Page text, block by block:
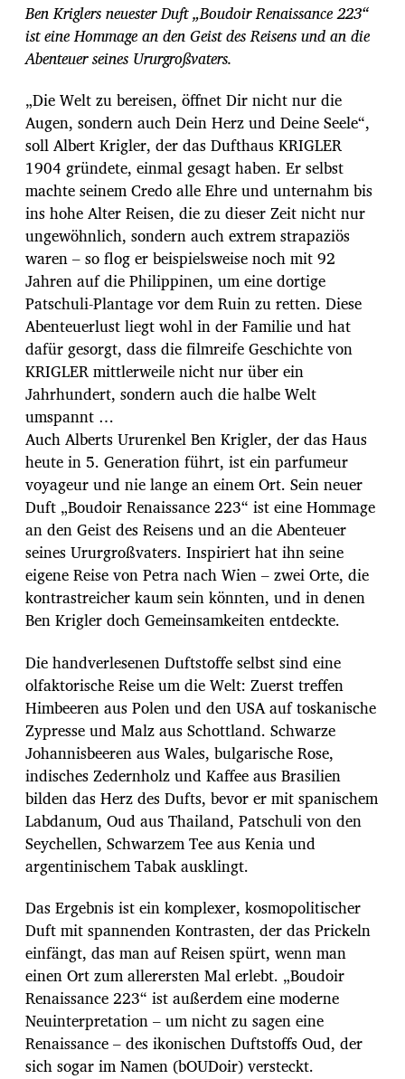
a
g
s
d
a
t
u
m
Ben Kriglers neuester Duft „Boudoir Renaissance 223“
ist eine Hommage an den Geist des Reisens und an die
Abenteuer seines Ururgroßvaters.
„Die Welt zu bereisen, öffnet Dir nicht nur die
Augen, sondern auch Dein Herz und Deine Seele“,
soll Albert Krigler, der das Dufthaus KRIGLER
1904 gründete, einmal gesagt haben. Er selbst
machte seinem Credo alle Ehre und unternahm bis
ins hohe Alter Reisen, die zu dieser Zeit nicht nur
ungewöhnlich, sondern auch extrem strapaziös
waren – so flog er beispielsweise noch mit 92
Jahren auf die Philippinen, um eine dortige
Patschuli-Plantage vor dem Ruin zu retten. Diese
Abenteuerlust liegt wohl in der Familie und hat
dafür gesorgt, dass die filmreife Geschichte von
KRIGLER mittlerweile nicht nur über ein
Jahrhundert, sondern auch die halbe Welt
umspannt …
Auch Alberts Ururenkel Ben Krigler, der das Haus
heute in 5. Generation führt, ist ein parfumeur
voyageur und nie lange an einem Ort. Sein neuer
Duft „Boudoir Renaissance 223“ ist eine Hommage
an den Geist des Reisens und an die Abenteuer
seines Ururgroßvaters. Inspiriert hat ihn seine
eigene Reise von Petra nach Wien – zwei Orte, die
kontrastreicher kaum sein könnten, und in denen
Ben Krigler doch Gemeinsamkeiten entdeckte.
Die handverlesenen Duftstoffe selbst sind eine
olfaktorische Reise um die Welt: Zuerst treffen
Himbeeren aus Polen und den USA auf toskanische
Zypresse und Malz aus Schottland. Schwarze
Johannisbeeren aus Wales, bulgarische Rose,
indisches Zedernholz und Kaffee aus Brasilien
bilden das Herz des Dufts, bevor er mit spanischem
Labdanum, Oud aus Thailand, Patschuli von den
Seychellen, Schwarzem Tee aus Kenia und
argentinischem Tabak ausklingt.
Das Ergebnis ist ein komplexer, kosmopolitischer
Duft mit spannenden Kontrasten, der das Prickeln
einfängt, das man auf Reisen spürt, wenn man
einen Ort zum allerersten Mal erlebt. „Boudoir
Renaissance 223“ ist außerdem eine moderne
Neuinterpretation – um nicht zu sagen eine
Renaissance – des ikonischen Duftstoffs Oud, der
sich sogar im Namen (bOUDoir) versteckt.